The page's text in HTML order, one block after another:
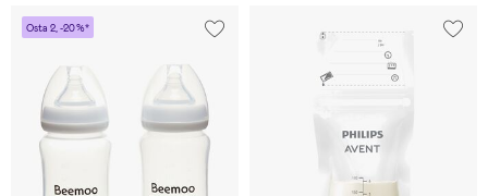
Osta 2, -20 %*